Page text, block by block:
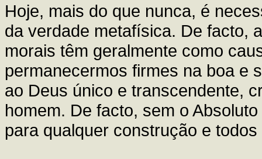
Hoje, mais do que nunca, é
da verdade metafísica. De facto,
morais têm geralmente como
permanecermos firmes na boa e
ao Deus único e transcendente,
homem. De facto, sem o
para qualquer construção e